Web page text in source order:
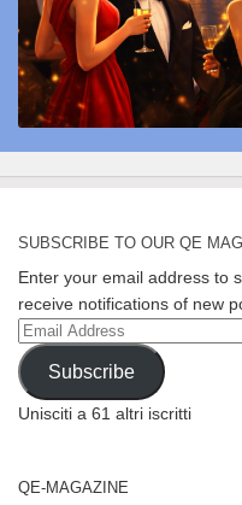
SUBSCRIBE TO OUR QE
Enter your email address to
receive notifications of new
Email
Address
Subscribe
Unisciti a 61 altri iscritti
QE-MAGAZINE